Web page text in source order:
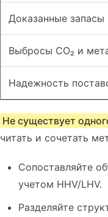
Доказанные запасы
Выбросы CO₂ и
Надежность
Не существует
читать и сочетать
Сопоставляйте
учетом HHV/LHV.
Разделяйте